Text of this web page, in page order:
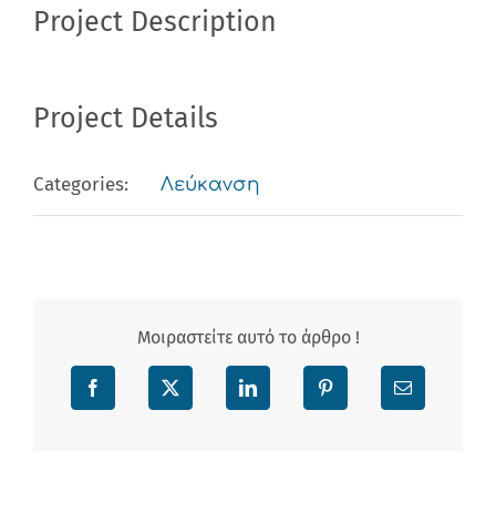
Project Description
Project Details
Categories: Λεύκανση
Μοιραστείτε αυτό το άρθρο !
Facebook X LinkedIn Pinterest Email